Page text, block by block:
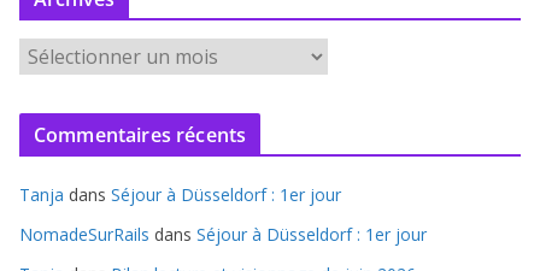
r
c
v
e
s
Commentaires récents
Tanja dans Séjour à Düsseldorf : 1er jour
NomadeSurRails dans Séjour à Düsseldorf : 1er jour